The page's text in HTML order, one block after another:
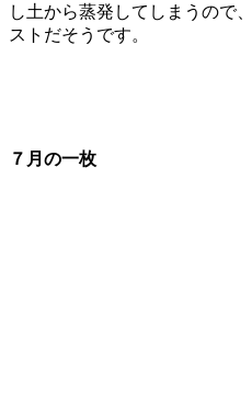
し土から蒸発してしまうので
ストだそうです。
７月の一枚